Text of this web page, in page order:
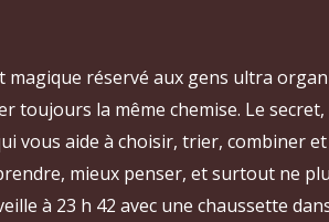
magique réservé aux gens ultra
toujours la même chemise. Le secret,
vous aide à choisir, trier, combiner
mieux penser, et surtout ne
à 23 h 42 avec une chaussette